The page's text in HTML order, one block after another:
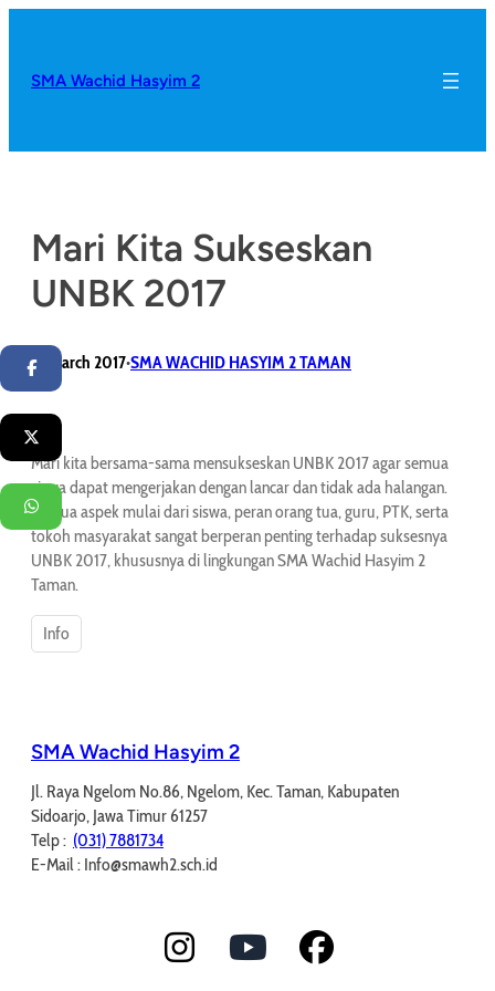
SMA Wachid Hasyim 2
Mari Kita Sukseskan
UNBK 2017
14 March 2017•SMA WACHID HASYIM 2 TAMAN
Mari kita bersama-sama mensukseskan UNBK 2017 agar semua
siswa dapat mengerjakan dengan lancar dan tidak ada halangan.
Semua aspek mulai dari siswa, peran orang tua, guru, PTK, serta
tokoh masyarakat sangat berperan penting terhadap suksesnya
UNBK 2017, khususnya di lingkungan SMA Wachid Hasyim 2
Taman.
Info
Facebook
WhatsApp
SMA Wachid Hasyim 2
Jl. Raya Ngelom No.86, Ngelom, Kec. Taman, Kabupaten
Sidoarjo, Jawa Timur 61257
Telp : (031) 7881734
E-Mail : Info@smawh2.sch.id